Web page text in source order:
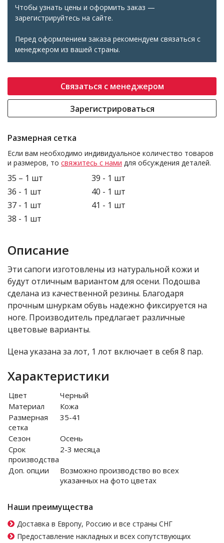
Чтобы узнать цены и оформить заказ —
зарегистрируйтесь на сайте.
Перед оформлением заказа рекомендуем связаться с
менеджером из вашей страны.
Связаться с менеджером
Зарегистрироваться
Размерная сетка
Если вам необходимо индивидуальное количество товаров
и размеров, то свяжитесь с нами для обсуждения деталей.
35 – 1 шт
36 - 1 шт
37 - 1 шт
38 - 1 шт
39 - 1 шт
40 - 1 шт
41 - 1 шт
Описание
Эти сапоги изготовлены из натуральной кожи и
будут отличным вариантом для осени. Подошва
сделана из качественной резины. Благодаря
прочным шнуркам обувь надежно фиксируется на
ноге. Производитель предлагает различные
цветовые варианты.
Цена указана за лот, 1 лот включает в себя 8 пар.
Характеристики
Цвет
Черный
Материал
Кожа
Размерная
сетка
35-41
Сезон
Осень
Срок
производства
2-3 месяца
Доп. опции
Возможно производство во всех
указанных на фото цветах
Наши преимущества
Доставка в Европу, Россию и все страны СНГ
Предоставление накладных и всех сопутствующих